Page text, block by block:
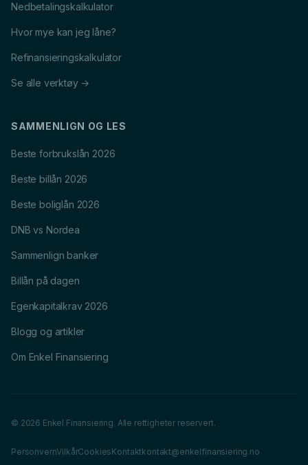
Nedbetalingskalkulator
Hvor mye kan jeg låne?
Refinansieringskalkulator
Se alle verktøy →
SAMMENLIGN OG LES
Beste forbrukslån 2026
Beste billån 2026
Beste boliglån 2026
DNB vs Nordea
Sammenlign banker
Billån på dagen
Egenkapitalkrav 2026
Blogg og artikler
Om Enkel Finansiering
© 2026 Enkel Finansiering. Alle rettigheter reservert.
PersonvernVilkårCookiesKontaktkontakt@enkelfinansiering.no